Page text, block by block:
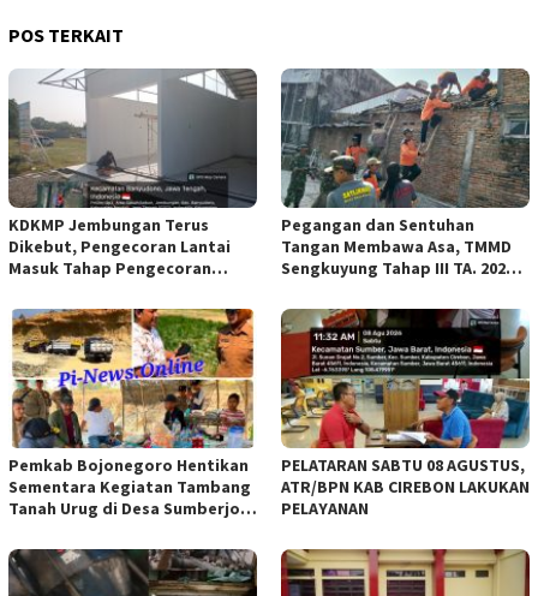
POS TERKAIT
KDKMP Jembungan Terus
Dikebut, Pengecoran Lantai
Masuk Tahap Pengecoran
Pegangan dan Sentuhan
Tangan Membawa Asa, TMMD
Sengkuyung Tahap III TA. 2026
Pemkab Bojonegoro Hentikan
Sementara Kegiatan Tambang
Tanah Urug di Desa Sumberjo
Lintas Instansi
PELATARAN SABTU 08 AGUSTUS,
ATR/BPN KAB CIREBON LAKUKAN
PELAYANAN